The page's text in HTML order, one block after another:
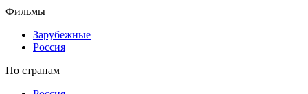
Фильмы
Зарубежные
Россия
По странам